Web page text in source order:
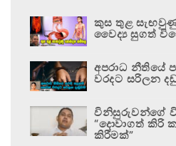
කුස තුළ
වෛද්‍ය සුගත්
අපරාධ නීතියේ
වරදට සරිලන
විනිසුරුවන්ගේ
“දොවාගත් කිරි
කිරීමක්”